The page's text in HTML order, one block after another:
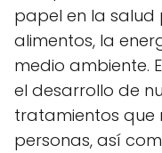
papel en la salud
alimentos, la
medio ambiente.
el desarrollo de
tratamientos que
personas, así